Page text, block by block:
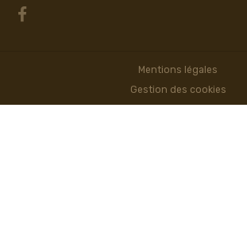
Mentions légales
Gestion des cookies